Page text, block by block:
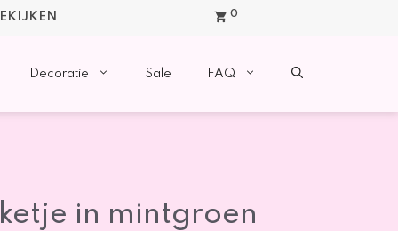
0
Decoratie Sale FAQ
in mintgroen